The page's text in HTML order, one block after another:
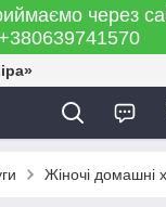
через
+380639741570
Жіночі домашні